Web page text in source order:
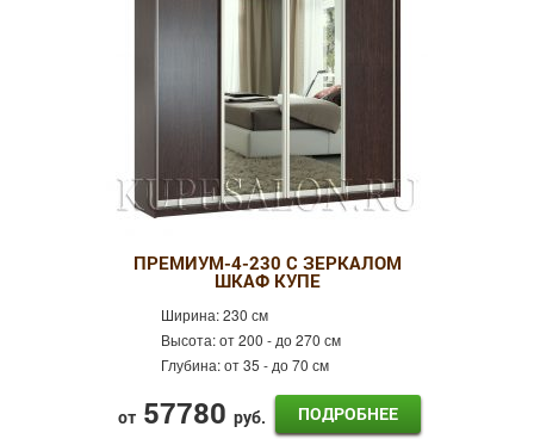
ПРЕМИУМ-4-230 С ЗЕРКАЛОМ
ШКАФ КУПЕ
Ширина:230 см
Высота:от 200 - до 270 см
Глубина:от 35 - до 70 см
от 57780 руб. ПОДРОБНЕЕ